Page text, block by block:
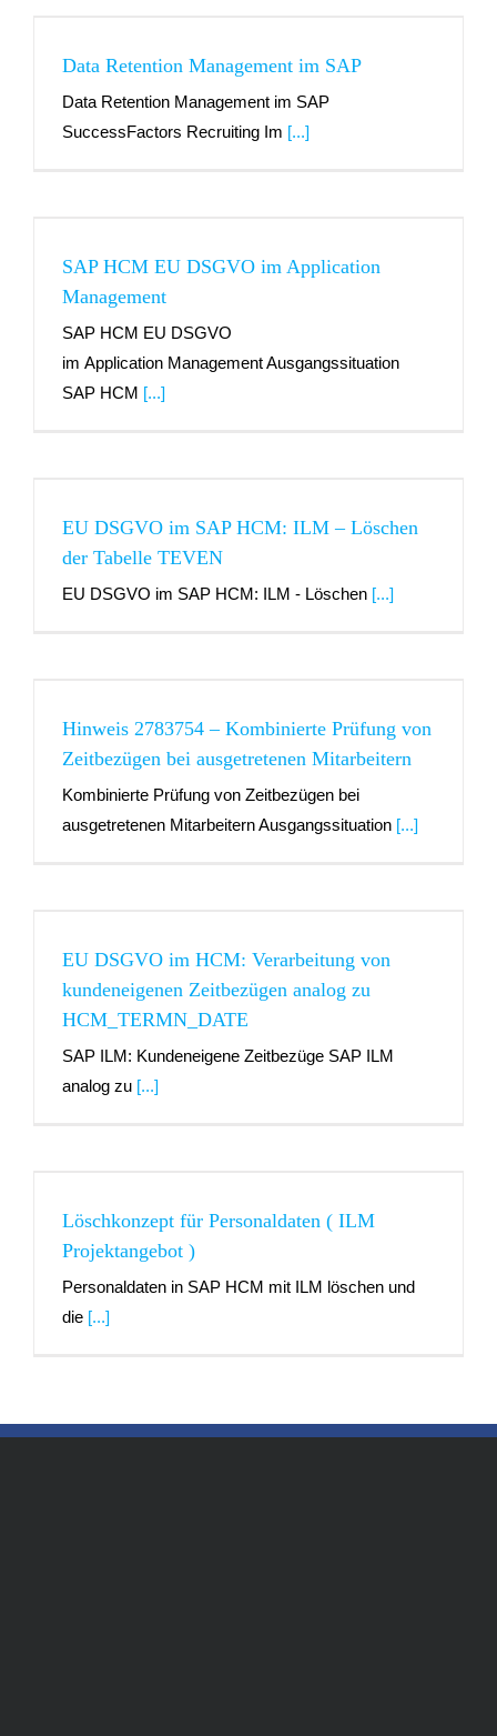
Data Retention Management im SAP
Data Retention Management im SAP
SuccessFactors Recruiting Im [...]
SAP HCM EU DSGVO im Application
Management​
SAP HCM EU DSGVO
im Application Management Ausgangssituation
SAP HCM [...]
EU DSGVO im SAP HCM: ILM – Löschen
der Tabelle TEVEN
EU DSGVO im SAP HCM: ILM - Löschen [...]
Hinweis 2783754 – Kombinierte Prüfung von
Zeitbezügen bei ausgetretenen Mitarbeitern
Kombinierte Prüfung von Zeitbezügen bei
ausgetretenen Mitarbeitern Ausgangssituation [...]
EU DSGVO im HCM: Verarbeitung von
kundeneigenen Zeitbezügen analog zu
HCM_TERMN_DATE
SAP ILM: Kundeneigene Zeitbezüge SAP ILM
analog zu [...]
Löschkonzept für Personaldaten ( ILM
Projektangebot )
Personaldaten in SAP HCM mit ILM löschen und
die [...]